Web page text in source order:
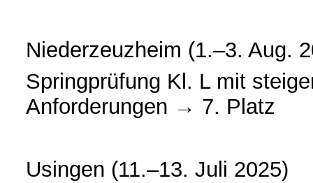
Niederzeuzheim (1.–3. Aug.
Springprüfung Kl. L mit
Anforderungen → 7. Platz
Usingen (11.–13. Juli 2025)